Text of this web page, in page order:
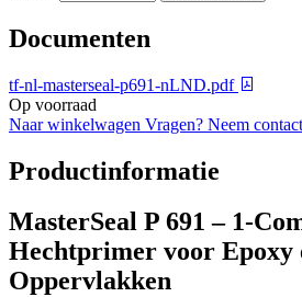
Documenten
tf-nl-masterseal-p691-nLND.pdf
Op voorraad
Naar winkelwagen Vragen? Neem
Productinformatie
MasterSeal P 691 – 1-
Hechtprimer voor Epoxy
Oppervlakken